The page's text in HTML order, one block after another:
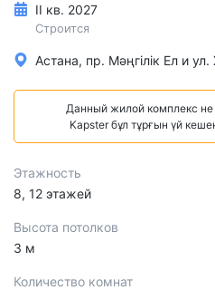
II кв. 2027
Строится
Астана, пр. Мәңгілік Ел и
Данный жилой комплекс не
Kapster бұл тұрғын үй
Этажность
8, 12 этажей
Высота потолков
3 м
Количество комнат